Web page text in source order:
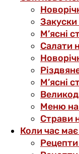
Закуски
М’ясні
Салати
М’ясні
Меню
Страви
Коли час